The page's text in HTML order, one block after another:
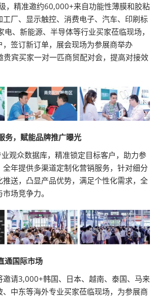
，精准邀约60,000+来自功能性薄膜和胶粘
厂、显示触控、消费电子、汽车、印刷标
电、新能源、半导体等行业买家莅临现场，
签订新订单，展会现场为参展商举办
贵宾买家一对一匹商贸配对会，提高对接效
务，赋能品牌推广曝光
观众数据库，精准锁定目标客户，助力参
全年提供多渠道定制化营销服务，针对细分
送，凸显产品优势，满足个性化需求，全
场竞争力。
通国际市场
邀请3,000+韩国、日本、越南、泰国、马来
中东等海外专业买家莅临现场，为参展商